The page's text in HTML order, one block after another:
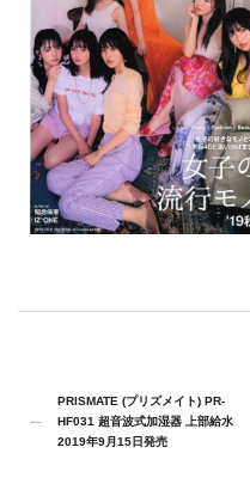
PRISMATE (プリズメイト) PR-
HF031 超音波式加湿器 上部給水
2019年9月15日発売